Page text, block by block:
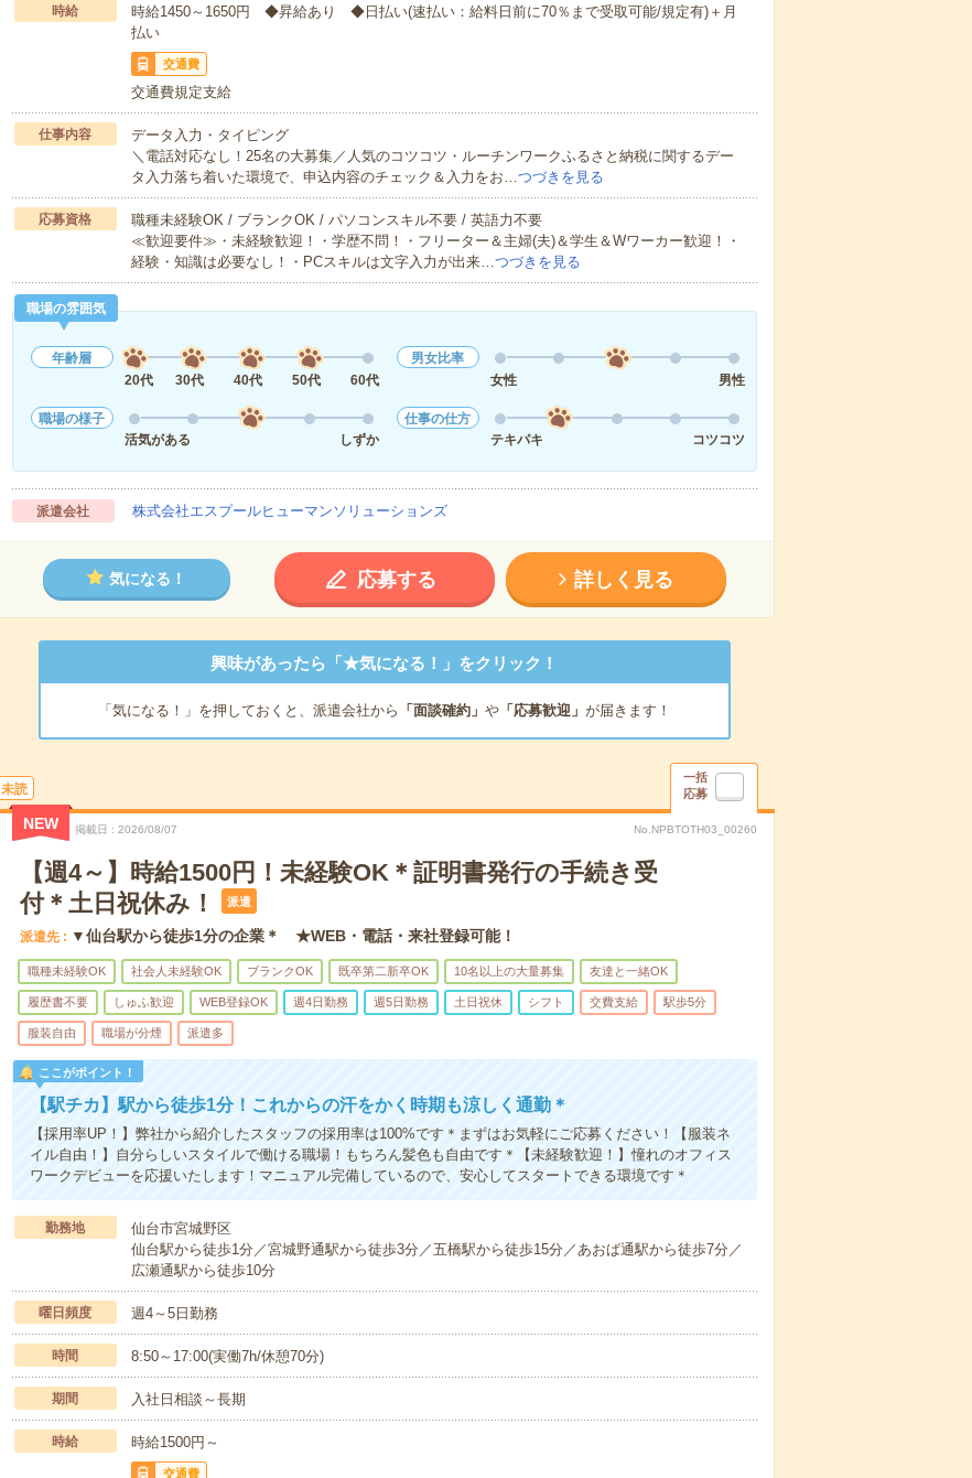
時給
時給1450～1650円 ◆昇給あり ◆日払い(速払い：給料日前に70％まで受取可能/規定有)＋月
払い
交通費
交通費規定支給
仕事内容
データ入力・タイピング
＼電話対応なし！25名の大募集／人気のコツコツ・ルーチンワークふるさと納税に関するデー
タ入力落ち着いた環境で、申込内容のチェック＆入力をお…つづきを見る
応募資格
職種未経験OK / ブランクOK / パソコンスキル不要 / 英語力不要
≪歓迎要件≫・未経験歓迎！・学歴不問！・フリーター＆主婦(夫)＆学生＆Wワーカー歓迎！・
経験・知識は必要なし！・PCスキルは文字入力が出来…つづきを見る
職場の雰囲気
年齢層
20代
30代 40代 50代 60代
男女比率
女性
男性
職場の様子
活気がある
しずか
仕事の仕方
テキパキ
コツコツ
派遣会社 株式会社エスプールヒューマンソリューションズ
気になる！ 応募する 詳しく見る
興味があったら「★気になる！」をクリック！
「気になる！」を押しておくと、派遣会社から 「面談確約」 や「応募歓迎」 が届きます！
未読
一括
応募
NEW 掲載日 2026/08/07 No.NPBTOTH03_00260
【週4～】時給1500円！未経験OK＊証明書発行の手続き受
付＊土日祝休み！
派遣
派遣先 ▼仙台駅から徒歩1分の企業＊ ★WEB・電話・来社登録可能！
職種未経験OK 社会人未経験OK ブランクOK 既卒第二新卒OK 10名以上の大量募集 友達と一緒OK
履歴書不要 しゅふ歓迎 WEB登録OK 週4日勤務 週5日勤務 土日祝休 シフト 交費支給 駅歩5分
服装自由 職場が分煙 派遣多
ここがポイント！
【駅チカ】駅から徒歩1分！これからの汗をかく時期も涼しく通勤＊
【採用率UP！】弊社から紹介したスタッフの採用率は100%です＊まずはお気軽にご応募ください！【服装ネ
イル自由！】自分らしいスタイルで働ける職場！もちろん髪色も自由です＊【未経験歓迎！】憧れのオフィス
ワークデビューを応援いたします！マニュアル完備しているので、安心してスタートできる環境です＊
勤務地
仙台市宮城野区
仙台駅から徒歩1分／宮城野通駅から徒歩3分／五橋駅から徒歩15分／あおば通駅から徒歩7分／
広瀬通駅から徒歩10分
曜日頻度 週4～5日勤務
時間 8:50～17:00(実働7h/休憩70分)
期間 入社日相談～長期
時給 時給1500円～
交通費